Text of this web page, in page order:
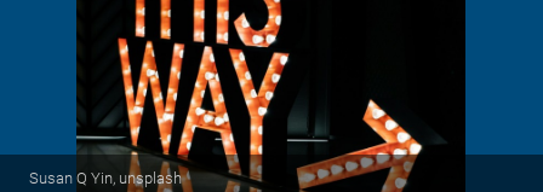
Susan Q Yin, unsplash